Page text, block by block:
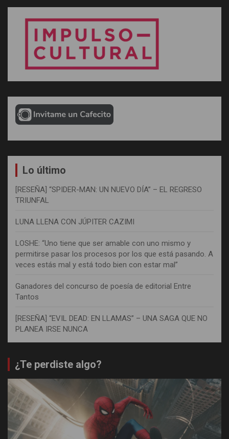
Lo último
[RESEÑA] “SPIDER-MAN: UN NUEVO DÍA” – EL REGRESO
TRIUNFAL
LUNA LLENA CON JÚPITER CAZIMI
LOSHE: “Uno tiene que ser amable con uno mismo y
permitirse pasar los procesos por los que está pasando. A
veces estás mal y está todo bien con estar mal”
Ganadores del concurso de poesía de editorial Entre
Tantos
[RESEÑA] “EVIL DEAD: EN LLAMAS” – UNA SAGA QUE NO
PLANEA IRSE NUNCA
¿Te perdiste algo?